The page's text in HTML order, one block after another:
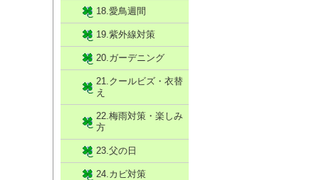
18.愛鳥週間
19.紫外線対策
20.ガーデニング
21.クールビズ・衣替
え
22.梅雨対策・楽しみ
方
23.父の日
24.カビ対策